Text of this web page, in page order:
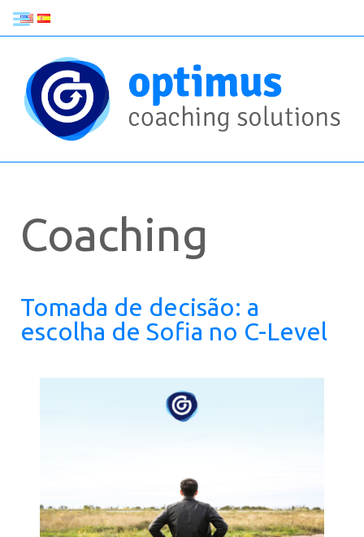
Coaching
Tomada de decisão: a
escolha de Sofia no C-Level